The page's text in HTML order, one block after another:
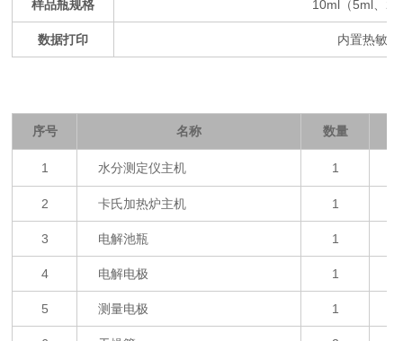
样品瓶规格 10ml（5ml、
数据打印 内置热敏
序号 名称 数量
1 水分测定仪主机 1
2 卡氏加热炉主机 1
3 电解池瓶 1
4 电解电极 1
5 测量电极 1